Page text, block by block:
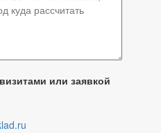
или заявкой